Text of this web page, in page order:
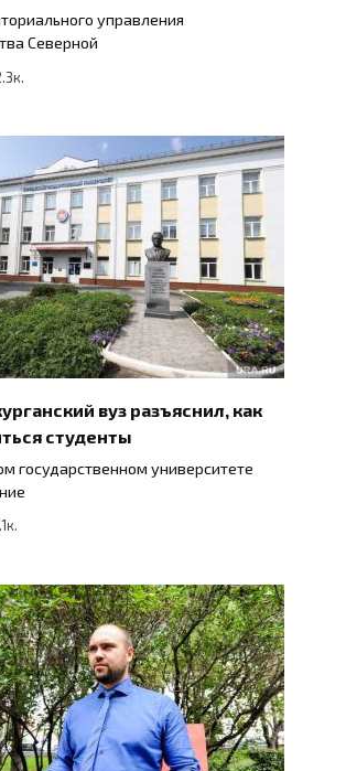
управления
Северной
вуз разъяснил, как
студенты
государственном университете